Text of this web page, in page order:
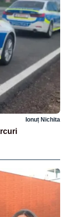
Ionuț Nichita